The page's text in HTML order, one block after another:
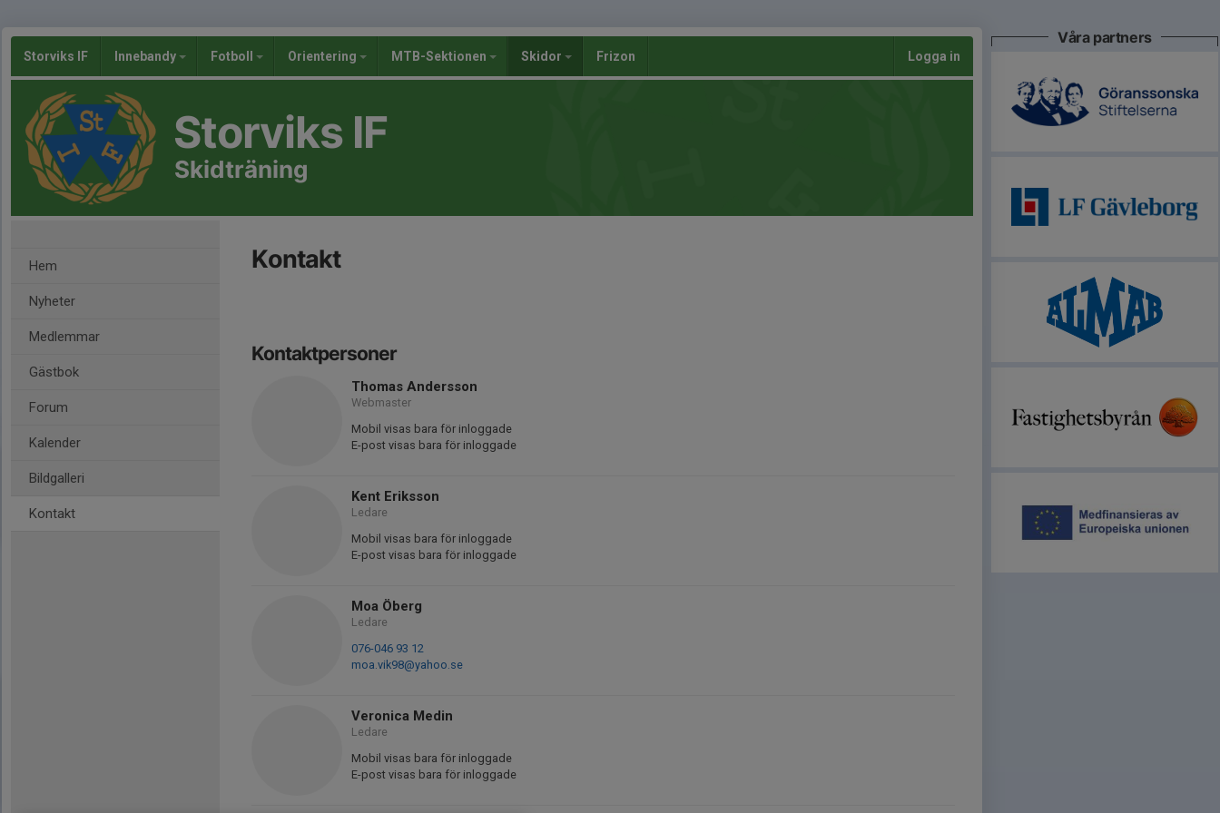
Storviks IF Innebandy Fotboll Orientering MTB-Sektionen Skidor Frizon Logga in
Storviks IF
Skidträning
Hem
Nyheter
Medlemmar
Gästbok
Forum
Kalender
Bildgalleri
Kontakt
Kontakt
Kontaktpersoner
Thomas Andersson
Webmaster
Mobil visas bara för inloggade
E-post visas bara för inloggade
Kent Eriksson
Ledare
Mobil visas bara för inloggade
E-post visas bara för inloggade
Moa Öberg
Ledare
076-046 93 12
moa.vik98@yahoo.se
Veronica Medin
Ledare
Mobil visas bara för inloggade
E-post visas bara för inloggade
Våra partners